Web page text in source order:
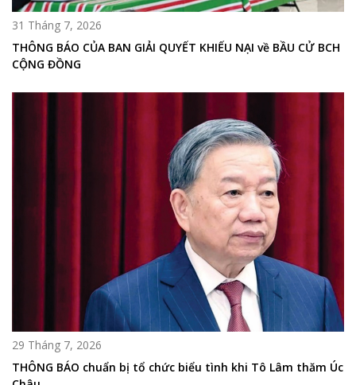
31 Tháng 7, 2026
THÔNG BÁO CỦA BAN GIẢI QUYẾT KHIẾU NẠI về BẦU CỬ BCH
CỘNG ĐỒNG
29 Tháng 7, 2026
THÔNG BÁO chuẩn bị tổ chức biểu tình khi Tô Lâm thăm Úc